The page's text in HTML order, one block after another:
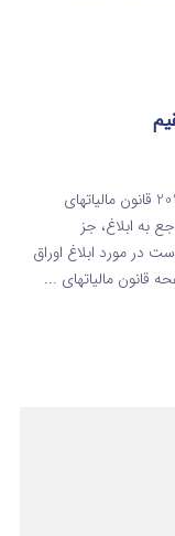
ماده 209 قانون مالیاتهای مستقیم ماده 209 قانون مالیاتهای
به ابلاغ‌، جز
در مورد ابلاغ اوراق
قانون مالیاتهای ...